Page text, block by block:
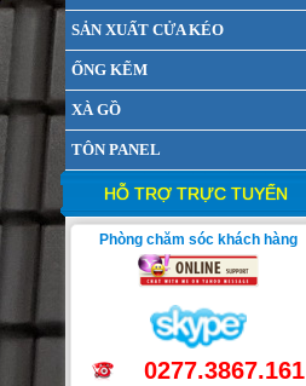
SẢN XUẤT CỬA KÉO
ỐNG KẼM
XÀ GỒ
TÔN PANEL
HỖ TRỢ TRỰC TUYẾN
Phòng chăm sóc khách hàng
0277.3867.161